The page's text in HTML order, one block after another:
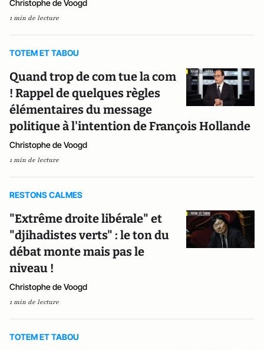
Christophe de Voogd
1 min de lecture
TOTEM ET TABOU
Quand trop de com tue la com
! Rappel de quelques règles
élémentaires du message
politique à l'intention de François Hollande
Christophe de Voogd
1 min de lecture
RESTONS CALMES
"Extrême droite libérale" et
"djihadistes verts" : le ton du
débat monte mais pas le
niveau !
Christophe de Voogd
1 min de lecture
TOTEM ET TABOU